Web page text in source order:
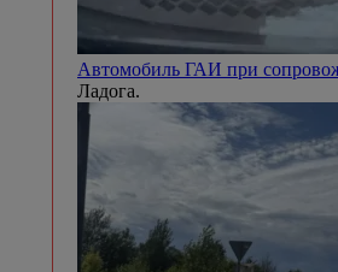
Автомобиль ГАИ при
Ладога.